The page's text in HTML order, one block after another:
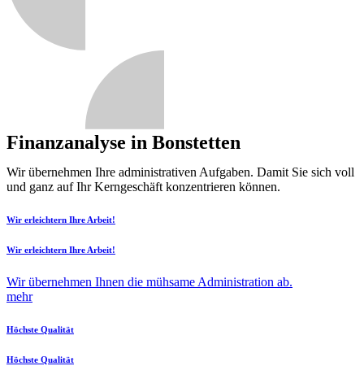
Finanzanalyse in Bonstetten
Wir übernehmen Ihre administrativen Aufgaben. Damit Sie sich voll
und ganz auf Ihr Kerngeschäft konzentrieren können.
Wir erleichtern Ihre Arbeit!
Wir erleichtern Ihre Arbeit!
Wir übernehmen Ihnen die mühsame Administration ab.
mehr
Höchste Qualität
Höchste Qualität